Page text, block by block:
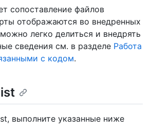
сопоставление файлов
отображаются во внедренных
легко делиться и внедрять
сведения см. в разделе Работа
с кодом.
выполните указанные ниже